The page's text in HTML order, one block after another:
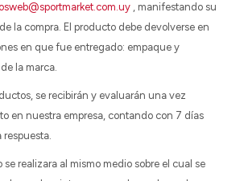
, manifestando su
la compra. El producto debe devolverse en
en que fue entregado: empaque y
la marca.
se recibirán y evaluarán una vez
en nuestra empresa, contando con 7 días
respuesta.
se realizara al mismo medio sobre el cual se